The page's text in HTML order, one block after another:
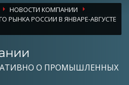
НОВОСТИ КОМПАНИИ
РЫНКА РОССИИ В ЯНВАРЕ-АВГУСТЕ
О ПРОМЫШЛЕННЫХ